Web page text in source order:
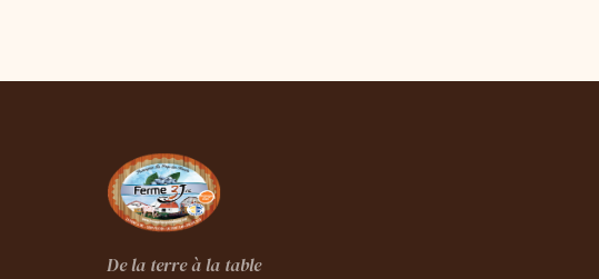
De la terre à la table